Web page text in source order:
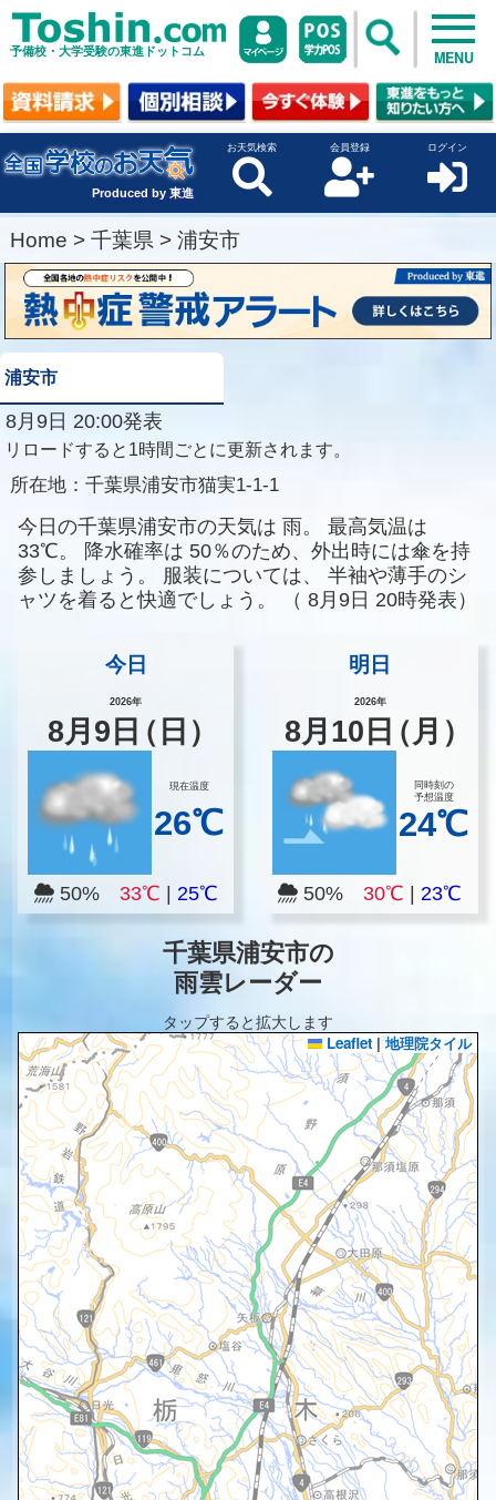
予備校・大学受験の東進ドットコム MENU
Produced by 東進
お天気検索 会員登録 ログイン
Home > 千葉県 > 浦安市
浦安市
8月9日 20:00発表
リロードすると1時間ごとに更新されます。
所在地： 千葉県浦安市猫実1-1-1
今日の千葉県浦安市の天気は 雨。
最高気温は
33℃。
降水確率は 50％のため、外出時には傘を持
参しましょう。
服装については、
半袖や薄手のシ
ャツを着ると快適でしょう。
（ 8月9日 20時発表）
今日
2026年
8月 9 日（日）
現在温度
26℃
50% 33℃ 25℃
明日
2026年
8月 10 日（月）
同時刻の
予想温度
24℃
50% 30℃ |23℃
千葉県浦安市の
雨雲レーダー
タップすると拡大します
Leaflet | 地理院タイル